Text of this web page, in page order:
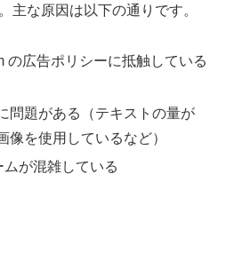
主な原因は以下の通りです。
の広告ポリシーに抵触している
問題がある（テキストの量が
像を使用しているなど）
ムが混雑している